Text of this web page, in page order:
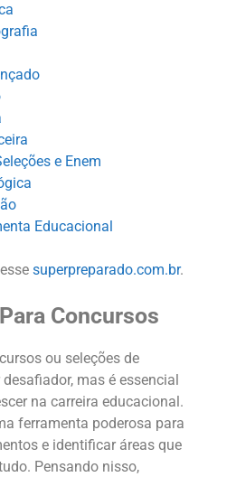
e Enem
Educacional
superpreparado.com.br.
Concursos
ou seleções de
mas é essencial
na carreira educacional.
ferramenta poderosa para
e identificar áreas que
Pensando nisso,